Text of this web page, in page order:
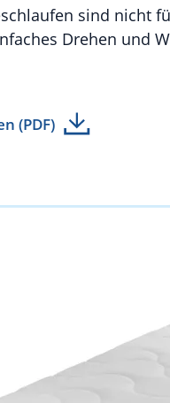
sind nicht
Drehen und
(PDF)